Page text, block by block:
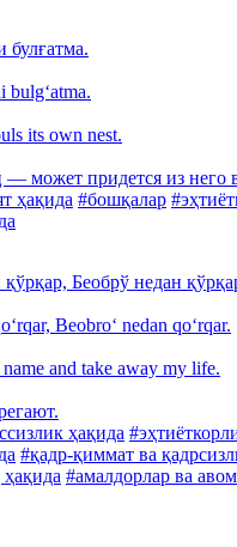
bulg‘atma.
its own nest.
может придется из него
ҳақида #бошқалар
Беобрў недан
Beobro‘ nedan qo‘rqar.
and take away my life.
ҳақида
#қадр-қиммат ва
#амалдорлар ва